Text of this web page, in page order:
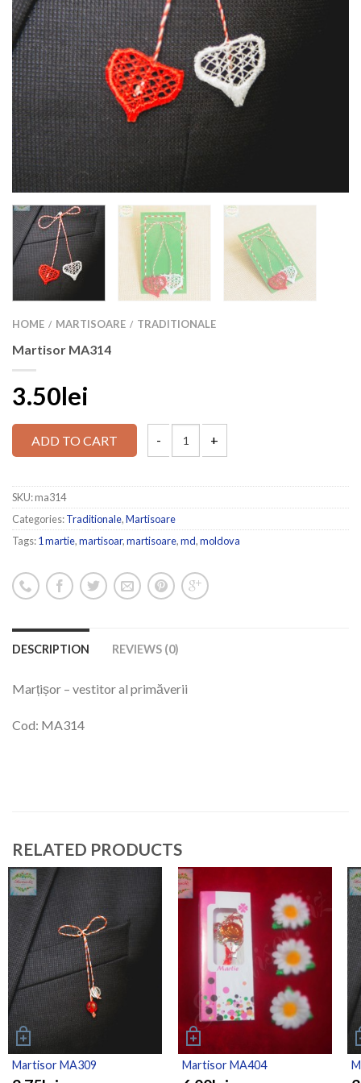
HOME / MARTISOARE / TRADITIONALE
Martisor MA314
3.50lei
ADD TO CART
SKU:ma314
Categories:Traditionale,Martisoare
Tags:1 martie,martisoar,martisoare,md,moldova
DESCRIPTION REVIEWS (0)
Marțișor – vestitor al primăverii
Cod: MA314
RELATED PRODUCTS
Martisor MA309 Martisor MA404